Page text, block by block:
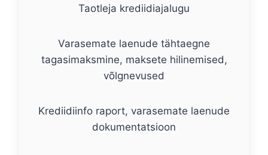
Taotleja krediidiajalugu
Varasemate laenude tähtaegne
tagasimaksmine, maksete hilinemised,
võlgnevused
Krediidiinfo raport, varasemate laenude
dokumentatsioon